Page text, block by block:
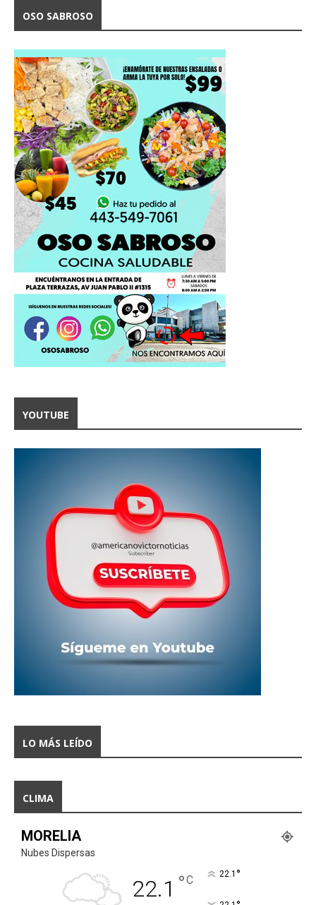
OSO SABROSO
YOUTUBE
LO MÁS LEÍDO
CLIMA
MORELIA
Nubes Dispersas
22.1 °C 22.1 °